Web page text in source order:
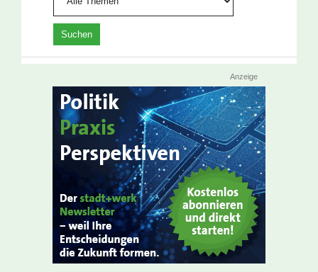
Anzeige